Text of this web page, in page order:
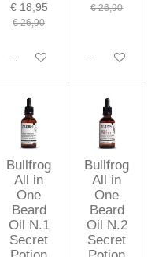
€ 18,95
€ 26,90
In winkelwagen
€ 26,90
In winkelwagen
Bullfrog
All in
One
Beard
Oil N.1
Secret
Bullfrog
All in
One
Beard
Oil N.2
Secret